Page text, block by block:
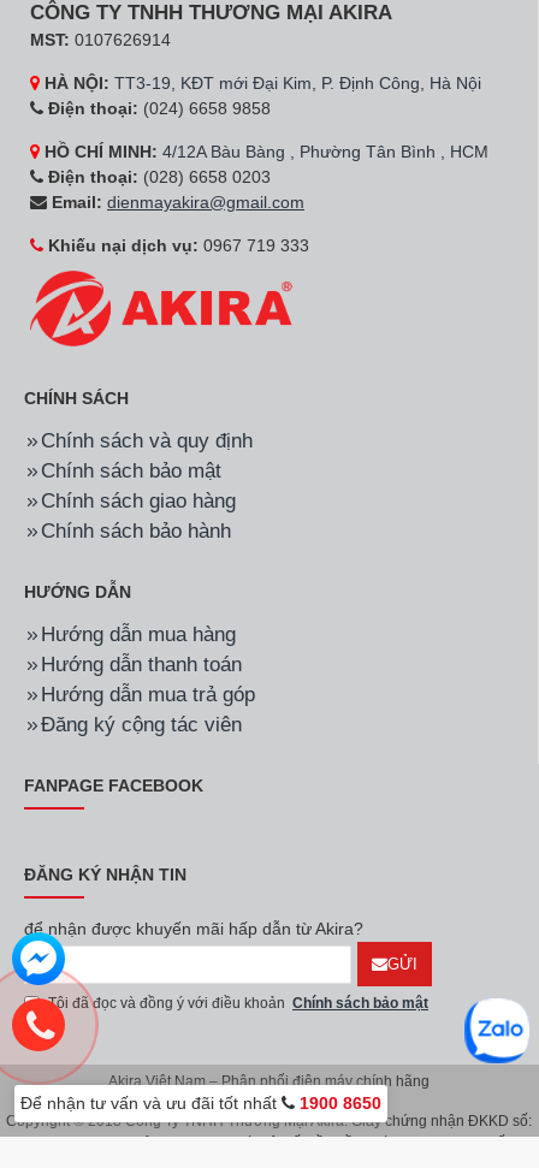
CÔNG TY TNHH THƯƠNG MẠI AKIRA
MST: 0107626914
HÀ NỘI: TT3-19, KĐT mới Đại Kim, P. Định Công, Hà Nội
Điện thoại: (024) 6658 9858
HỒ CHÍ MINH: 4/12A Bàu Bàng , Phường Tân Bình , HCM
Điện thoại: (028) 6658 0203
Email: dienmayakira@gmail.com
Khiếu nại dịch vụ: 0967 719 333
CHÍNH SÁCH
Chính sách và quy định
Chính sách bảo mật
Chính sách giao hàng
Chính sách bảo hành
HƯỚNG DẪN
Hướng dẫn mua hàng
Hướng dẫn thanh toán
Hướng dẫn mua trả góp
Đăng ký cộng tác viên
FANPAGE FACEBOOK
ĐĂNG KÝ NHẬN TIN
để nhận được khuyến mãi hấp dẫn từ Akira?
GỬI
Tôi đã đọc và đồng ý với điều khoản Chính sách bảo mật
Akira Việt Nam – Phân phối điện máy chính hãng
Copyright © 2018 Công Ty TNHH Thương Mại Akira. Giấy chứng nhận ĐKKD số:
Để nhận tư vấn và ưu đãi tốt nhất 1900 8650